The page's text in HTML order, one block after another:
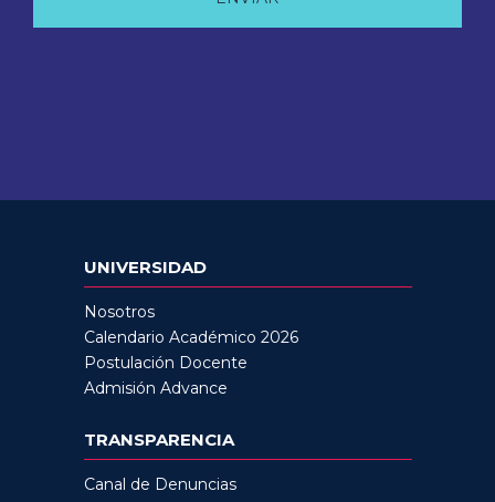
UNIVERSIDAD
Nosotros
Calendario Académico 2026
Postulación Docente
Admisión Advance
TRANSPARENCIA
Canal de Denuncias